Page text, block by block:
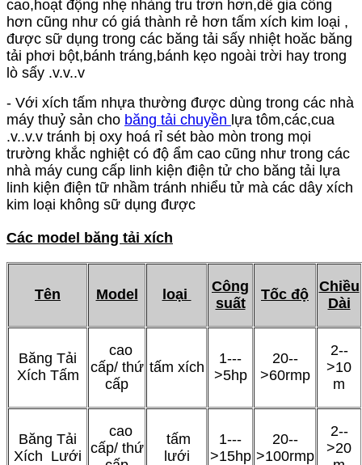
cao,hoạt động nhẹ nhàng tru trơn hơn,dễ gia công
hơn cũng như có giá thành rẻ hơn tấm xích kim loại ,
được sữ dụng trong các băng tải sấy nhiệt hoăc băng
tải phơi bột,bánh tráng,bánh kẹo ngoài trời hay trong
lò sấy .v.v..v
- Với xích tấm nhựa thường được dùng trong các nhà
máy thuỷ sản cho băng tải chuyền lựa tôm,các,cua
.v..v.v tránh bị oxy hoá rỉ sét bào mòn trong mọi
trường khắc nghiệt có độ ẩm cao cũng như trong các
nhà máy cung cấp linh kiện điện tử cho băng tải lựa
linh kiện điện tữ nhầm tránh nhiểu tử mà các dây xích
kim loại không sữ dụng được
Các model băng tải xích
Tên Model loại
Công
suất
Tốc độ
Chiều
Dài
Băng Tải
Xích Tấm
cao
cấp/ thứ
cấp
tấm xích
1---
>5hp
20--
>60rmp
2--
>10
m
Băng Tải
Xích Lưới
cao
cấp/ thứ
tấm
lưới
1---
>15hp
20--
>100rmp
2--
>20